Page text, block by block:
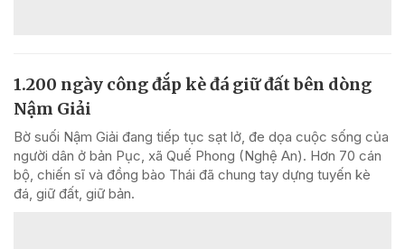
1.200 ngày công đắp kè đá giữ đất bên dòng
Nậm Giải
Bờ suối Nậm Giải đang tiếp tục sạt lở, đe dọa cuộc sống của
người dân ở bản Pục, xã Quế Phong (Nghệ An). Hơn 70 cán
bộ, chiến sĩ và đồng bào Thái đã chung tay dựng tuyến kè
đá, giữ đất, giữ bản.